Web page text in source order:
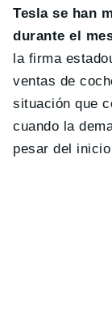
Tesla se han
durante el
la firma
ventas de
situación que
cuando la
pesar del